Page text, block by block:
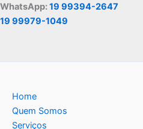
WhatsApp:19 99394-2647
19 99979-1049
Home
Quem Somos
Serviços